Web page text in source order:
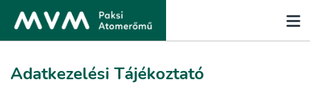
Adatkezelési Tájékoztató